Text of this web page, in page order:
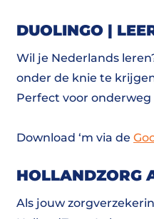
DUOLINGO |
Wil je Nederlands
onder de knie te
Perfect voor
Download ‘m via de
HOLLANDZORG
Als jouw